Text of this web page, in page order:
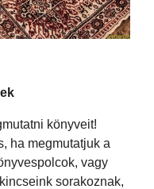
könyveit!
ha megmutatjuk a
vagy
sorakoznak,